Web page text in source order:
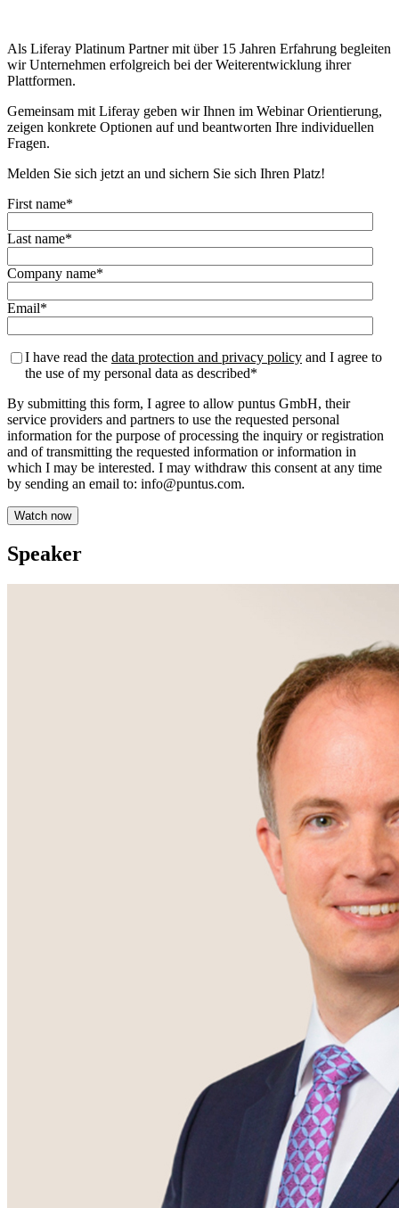
Als Liferay Platinum Partner mit über 15 Jahren Erfahrung begleiten
wir Unternehmen erfolgreich bei der Weiterentwicklung ihrer
Plattformen.
Gemeinsam mit Liferay geben wir Ihnen im Webinar Orientierung,
zeigen konkrete Optionen auf und beantworten Ihre individuellen
Fragen.
Melden Sie sich jetzt an und sichern Sie sich Ihren Platz!
First name*
Last name*
Company name*
Email*
I have read the data protection and privacy policy and I agree to
the use of my personal data as described*
By submitting this form, I agree to allow puntus GmbH, their
service providers and partners to use the requested personal
information for the purpose of processing the inquiry or registration
and of transmitting the requested information or information in
which I may be interested. I may withdraw this consent at any time
by sending an email to: info@puntus.com.
Speaker